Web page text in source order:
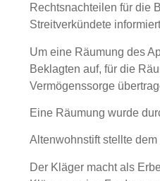
Rechtsnachteilen für die
Streitverkündete
Um eine Räumung des
Beklagten auf, für die
Vermögenssorge
Eine Räumung wurde
Altenwohnstift stellte
Der Kläger macht als